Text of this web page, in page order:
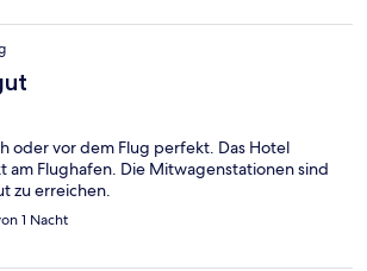
oder vor dem Flug perfekt. Das Hotel
am Flughafen. Die Mitwagenstationen sind
zu erreichen.
1 Nacht